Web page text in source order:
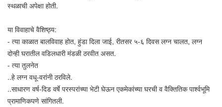
स्थळाची अपेक्षा होती.
या विवाहाचे वैशिष्ठ्य:
- त्या काळात बालविवाह होत, हुंडा दिला जाई, रीतसर ५-६ दिवस लग्न चालत, लग्न
दोन्ही घरातील वडिलधारी मंडळी ठरवीत असत.
- त्या तुलनेत
..हे लग्न वधू-वरांनी ठरविले.
..साधारण वर्ष-दिड वर्षे परस्परांच्या भेटी घेऊन एकमेकांच्या घरची व वैक्तितिक पार्श्वभूमि
प्रामाणिकपणे सांगितली.